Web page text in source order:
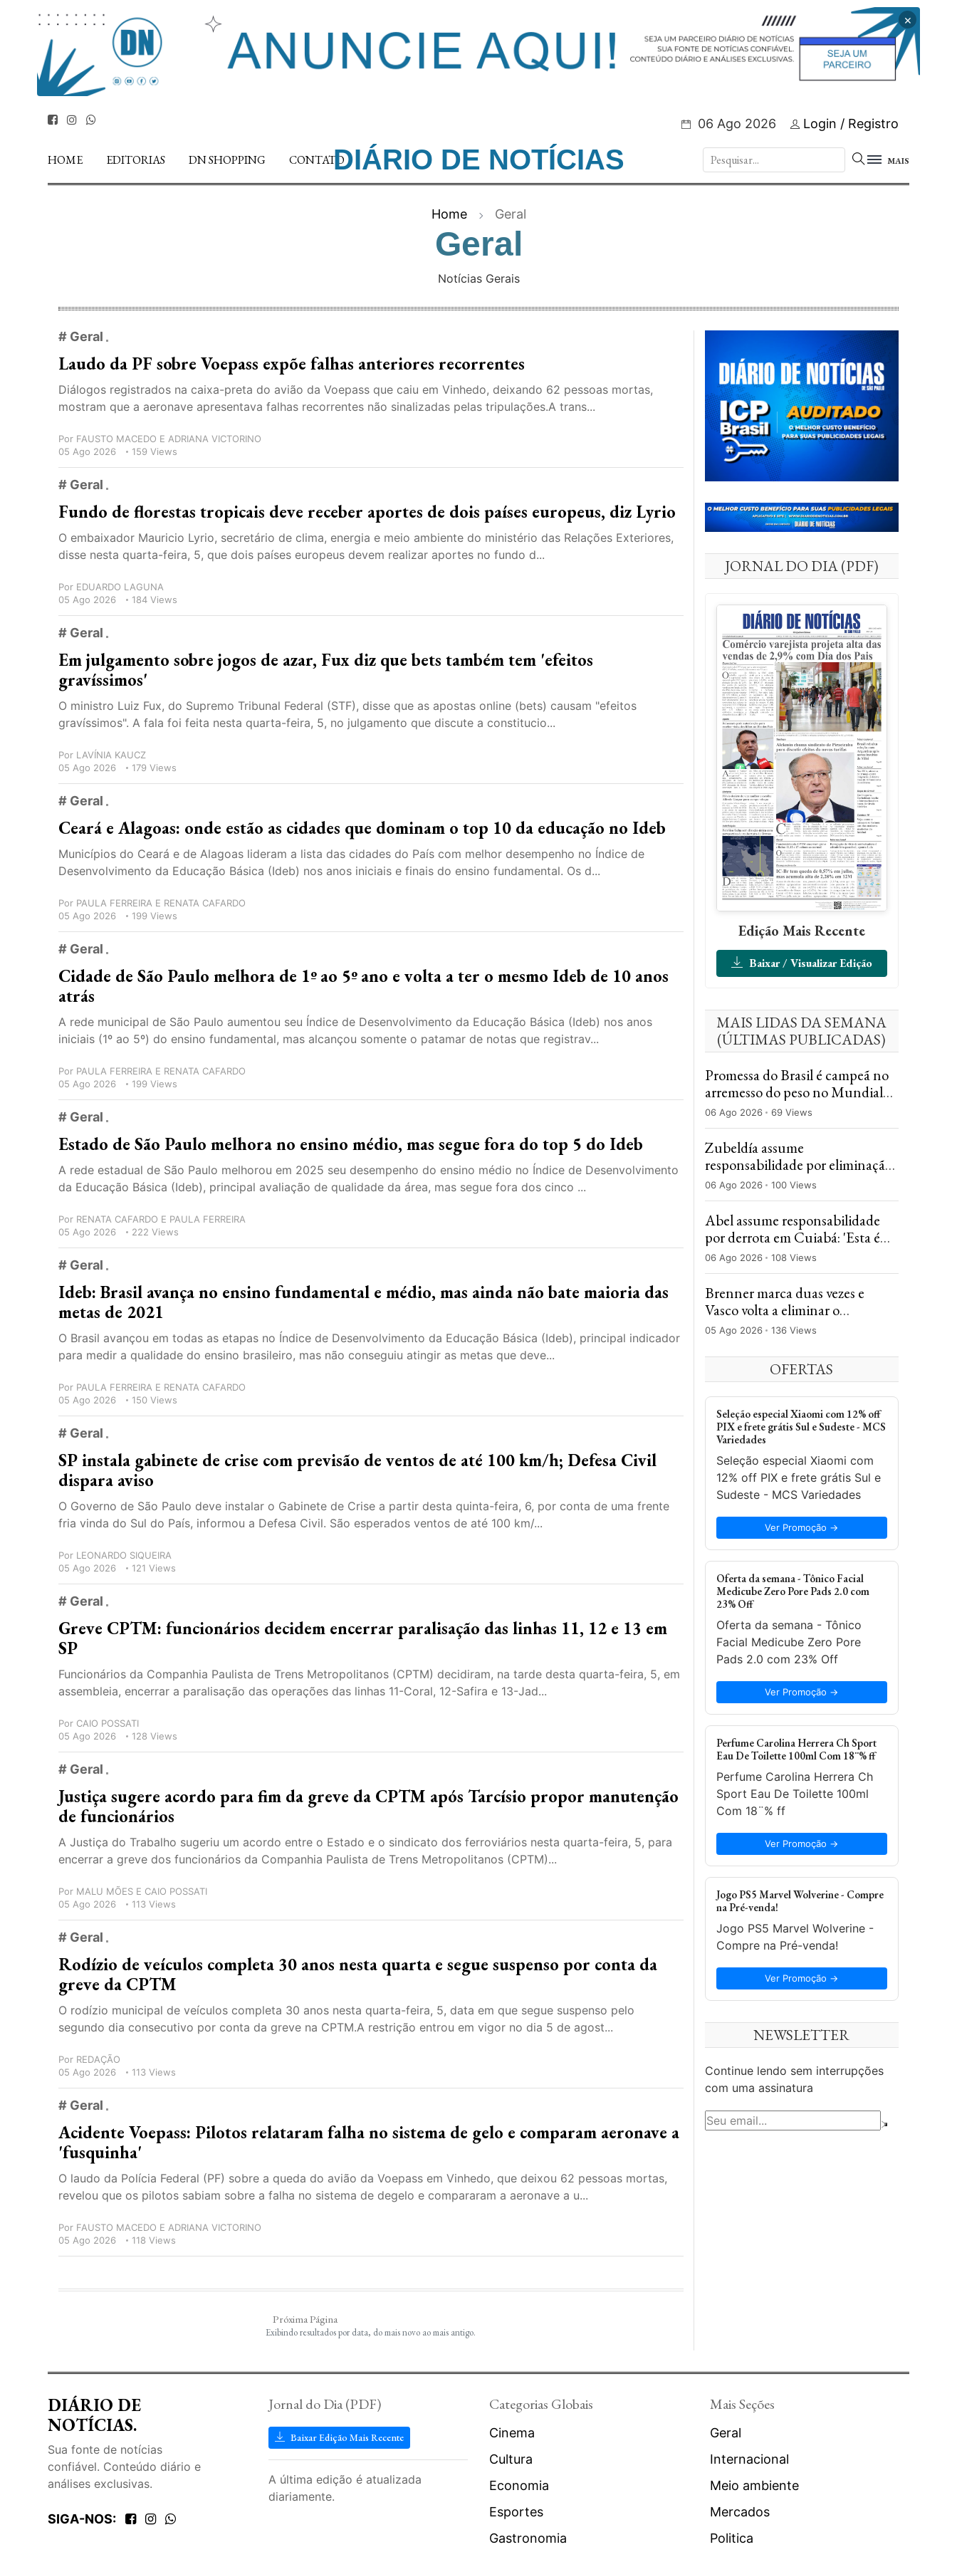
×
06 Ago 2026 Login / Registro
HOME EDITORIAS DN SHOPPING CONTATODIÁRIO DE NOTÍCIAS MAIS
Home Geral
Geral
Notícias Gerais
# Geral
Laudo da PF sobre Voepass expõe falhas anteriores recorrentes
Diálogos registrados na caixa-preta do avião da Voepass que caiu em Vinhedo, deixando 62 pessoas mortas,
mostram que a aeronave apresentava falhas recorrentes não sinalizadas pelas tripulações.A trans...
Por FAUSTO MACEDO E ADRIANA VICTORINO
05 Ago 2026
159 Views
# Geral
Fundo de florestas tropicais deve receber aportes de dois países europeus, diz Lyrio
O embaixador Mauricio Lyrio, secretário de clima, energia e meio ambiente do ministério das Relações Exteriores,
disse nesta quarta-feira, 5, que dois países europeus devem realizar aportes no fundo d...
Por EDUARDO LAGUNA
05 Ago 2026
184 Views
# Geral
Em julgamento sobre jogos de azar, Fux diz que bets também tem 'efeitos
gravíssimos'
O ministro Luiz Fux, do Supremo Tribunal Federal (STF), disse que as apostas online (bets) causam "efeitos
gravíssimos". A fala foi feita nesta quarta-feira, 5, no julgamento que discute a constitucio...
Por LAVÍNIA KAUCZ
05 Ago 2026
179 Views
# Geral
Ceará e Alagoas: onde estão as cidades que dominam o top 10 da educação no Ideb
Municípios do Ceará e de Alagoas lideram a lista das cidades do País com melhor desempenho no Índice de
Desenvolvimento da Educação Básica (Ideb) nos anos iniciais e finais do ensino fundamental. Os d...
Por PAULA FERREIRA E RENATA CAFARDO
05 Ago 2026
199 Views
# Geral
Cidade de São Paulo melhora de 1º ao 5º ano e volta a ter o mesmo Ideb de 10 anos
atrás
A rede municipal de São Paulo aumentou seu Índice de Desenvolvimento da Educação Básica (Ideb) nos anos
iniciais (1º ao 5º) do ensino fundamental, mas alcançou somente o patamar de notas que registrav...
Por PAULA FERREIRA E RENATA CAFARDO
05 Ago 2026
199 Views
# Geral
Estado de São Paulo melhora no ensino médio, mas segue fora do top 5 do Ideb
A rede estadual de São Paulo melhorou em 2025 seu desempenho do ensino médio no Índice de Desenvolvimento
da Educação Básica (Ideb), principal avaliação de qualidade da área, mas segue fora dos cinco ...
Por RENATA CAFARDO E PAULA FERREIRA
05 Ago 2026
222 Views
# Geral
Ideb: Brasil avança no ensino fundamental e médio, mas ainda não bate maioria das
metas de 2021
O Brasil avançou em todas as etapas no Índice de Desenvolvimento da Educação Básica (Ideb), principal indicador
para medir a qualidade do ensino brasileiro, mas não conseguiu atingir as metas que deve...
Por PAULA FERREIRA E RENATA CAFARDO
05 Ago 2026
150 Views
# Geral
SP instala gabinete de crise com previsão de ventos de até 100 km/h; Defesa Civil
dispara aviso
O Governo de São Paulo deve instalar o Gabinete de Crise a partir desta quinta-feira, 6, por conta de uma frente
fria vinda do Sul do País, informou a Defesa Civil. São esperados ventos de até 100 km/...
Por LEONARDO SIQUEIRA
05 Ago 2026
121 Views
# Geral
Greve CPTM: funcionários decidem encerrar paralisação das linhas 11, 12 e 13 em
SP
Funcionários da Companhia Paulista de Trens Metropolitanos (CPTM) decidiram, na tarde desta quarta-feira, 5, em
assembleia, encerrar a paralisação das operações das linhas 11-Coral, 12-Safira e 13-Jad...
Por CAIO POSSATI
05 Ago 2026
128 Views
# Geral
Justiça sugere acordo para fim da greve da CPTM após Tarcísio propor manutenção
de funcionários
A Justiça do Trabalho sugeriu um acordo entre o Estado e o sindicato dos ferroviários nesta quarta-feira, 5, para
encerrar a greve dos funcionários da Companhia Paulista de Trens Metropolitanos (CPTM)...
Por MALU MÕES E CAIO POSSATI
05 Ago 2026
113 Views
# Geral
Rodízio de veículos completa 30 anos nesta quarta e segue suspenso por conta da
greve da CPTM
O rodízio municipal de veículos completa 30 anos nesta quarta-feira, 5, data em que segue suspenso pelo
segundo dia consecutivo por conta da greve na CPTM.A restrição entrou em vigor no dia 5 de agost...
Por REDAÇÃO
05 Ago 2026
113 Views
# Geral
Acidente Voepass: Pilotos relataram falha no sistema de gelo e comparam aeronave a
'fusquinha'
O laudo da Polícia Federal (PF) sobre a queda do avião da Voepass em Vinhedo, que deixou 62 pessoas mortas,
revelou que os pilotos sabiam sobre a falha no sistema de degelo e compararam a aeronave a u...
Por FAUSTO MACEDO E ADRIANA VICTORINO
05 Ago 2026
118 Views
Próxima Página
Exibindo resultados por data, do mais novo ao mais antigo.
JORNAL DO DIA (PDF)
Edição Mais Recente
Baixar / Visualizar Edição
MAIS LIDAS DA SEMANA
(ÚLTIMAS PUBLICADAS)
Promessa do Brasil é campeã no
arremesso do peso no Mundial
Sub-20 de atletismo
06 Ago 2026 69 Views
Zubeldía assume
responsabilidade por eliminação
do Fluminense na Copa do
Brasil: 'Jogamos mal'
06 Ago 2026 100 Views
Abel assume responsabilidade
por derrota em Cuiabá: 'Esta é
daquelas derrotas que doem
menos'
06 Ago 2026 108 Views
Brenner marca duas vezes e
Vasco volta a eliminar o
Fluminense na Copa do Brasil
05 Ago 2026 136 Views
OFERTAS
Seleção especial Xiaomi com 12% off
PIX e frete grátis Sul e Sudeste - MCS
Variedades
Seleção especial Xiaomi com
12% off PIX e frete grátis Sul e
Sudeste - MCS Variedades
Ver Promoção →
Oferta da semana - Tônico Facial
Medicube Zero Pore Pads 2.0 com
23% Off
Oferta da semana - Tônico
Facial Medicube Zero Pore
Pads 2.0 com 23% Off
Ver Promoção →
Perfume Carolina Herrera Ch Sport
Eau De Toilette 100ml Com 18¨% ff
Perfume Carolina Herrera Ch
Sport Eau De Toilette 100ml
Com 18¨% ff
Ver Promoção →
Jogo PS5 Marvel Wolverine - Compre
na Pré-venda!
Jogo PS5 Marvel Wolverine -
Compre na Pré-venda!
Ver Promoção →
NEWSLETTER
Continue lendo sem interrupções
com uma assinatura
DIÁRIO DE
NOTÍCIAS.
Sua fonte de notícias
confiável. Conteúdo diário e
análises exclusivas.
SIGA-NOS:
Jornal do Dia (PDF)
Baixar Edição Mais Recente
A última edição é atualizada
diariamente.
Categorias Globais
Cinema
Cultura
Economia
Esportes
Gastronomia
Mais Seções
Geral
Internacional
Meio ambiente
Mercados
Politica